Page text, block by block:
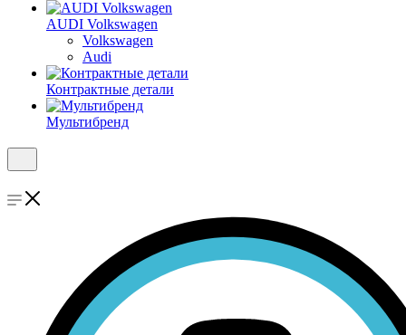
AUDI Volkswagen
Volkswagen
Audi
Контрактные детали
Мультибренд